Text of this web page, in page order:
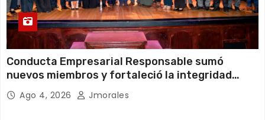
Conducta Empresarial Responsable sumó
nuevos miembros y fortaleció la integridad
empresarial en Ecuador
Ago 4, 2026 Jmorales